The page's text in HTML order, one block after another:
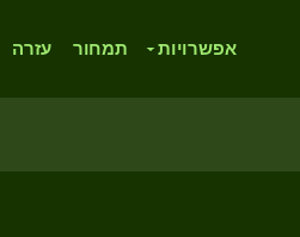
אפשרויות תמחור עזרה